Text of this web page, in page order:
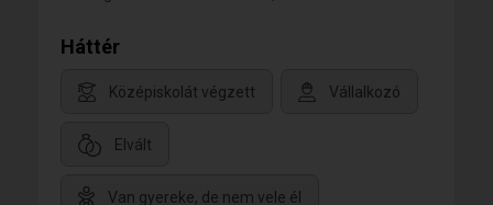
Háttér
Középiskolát végzett Vállalkozó
Elvált
Van gyereke, de nem vele él